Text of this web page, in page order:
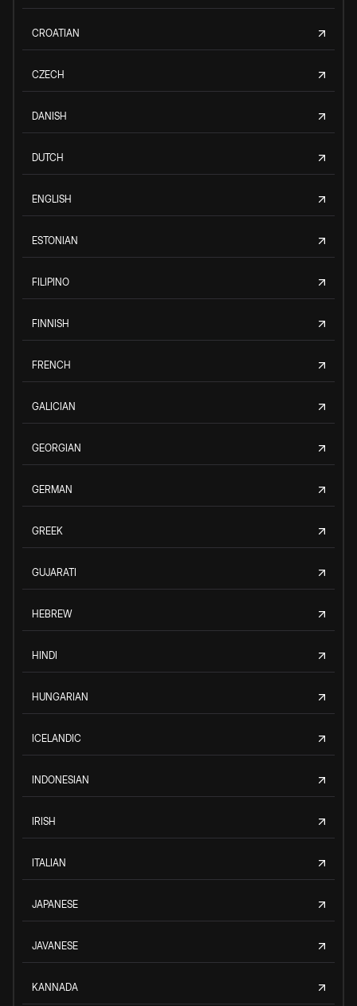
CROATIAN
CZECH
DANISH
DUTCH
ENGLISH
ESTONIAN
FILIPINO
FINNISH
FRENCH
GALICIAN
GEORGIAN
GERMAN
GREEK
GUJARATI
HEBREW
HINDI
HUNGARIAN
ICELANDIC
INDONESIAN
IRISH
ITALIAN
JAPANESE
JAVANESE
KANNADA